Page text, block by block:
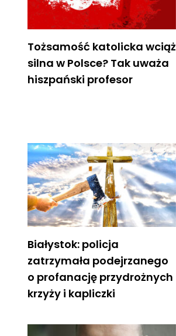
Tożsamość katolicka wciąż
silna w Polsce? Tak uważa
hiszpański profesor
Białystok: policja
zatrzymała podejrzanego
o profanację przydrożnych
krzyży i kapliczki